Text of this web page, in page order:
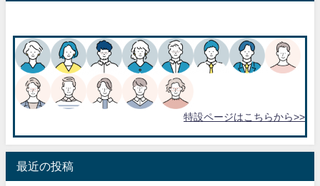
特設ページはこちらから>>
最近の投稿